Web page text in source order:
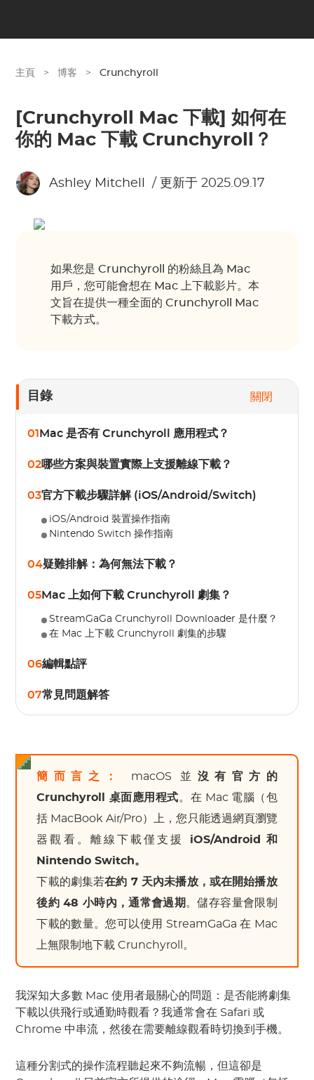
主頁 > 博客 > Crunchyroll
[Crunchyroll Mac 下載] 如何在
你的 Mac 下載 Crunchyroll？
Ashley Mitchell / 更新于 2025.09.17
如果您是 Crunchyroll 的粉絲且為 Mac
用戶，您可能會想在 Mac 上下載影片。本
文旨在提供一種全面的 Crunchyroll Mac
下載方式。
目錄 關閉
01 Mac 是否有 Crunchyroll 應用程式？
02哪些方案與裝置實際上支援離線下載？
03官方下載步驟詳解 (iOS/Android/Switch)
iOS/Android 裝置操作指南
Nintendo Switch 操作指南
04疑難排解：為何無法下載？
05Mac 上如何下載 Crunchyroll 劇集？
StreamGaGa Crunchyroll Downloader 是什麼？
在 Mac 上下載 Crunchyroll 劇集的步驟
06編輯點評
07常見問題解答
簡而言之： macOS 並 沒有官方的
Crunchyroll 桌面應用程式。在 Mac 電腦（包
括 MacBook Air/Pro）上，您只能透過網頁瀏覽
器觀看。離線下載僅支援
iOS/Android 和
Nintendo Switch。
下載的劇集若在約 7 天內未播放，或在開始播放
後約 48 小時內，通常會過期 。儲存容量會限制
下載的數量。您可以使用 StreamGaGa 在 Mac
上無限制地下載 Crunchyroll。
我深知大多數 Mac 使用者最關心的問題：是否能將劇集
下載以供飛行或通勤時觀看？我通常會在 Safari 或
Chrome 中串流，然後在需要離線觀看時切換到手機。
這種分割式的操作流程聽起來不夠流暢，但這卻是